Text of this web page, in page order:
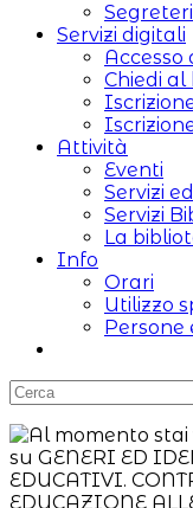
Servizi digitali
Accesso
Chiedi al
Attività
Eventi
Servizi
Servizi
La
Info
Orari
Utilizzo
Persone
sito
web